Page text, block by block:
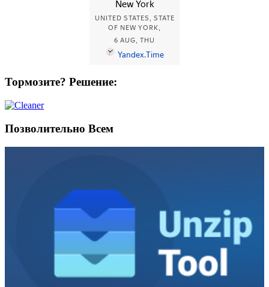
Тормозите? Решение:
Позволительно Всем